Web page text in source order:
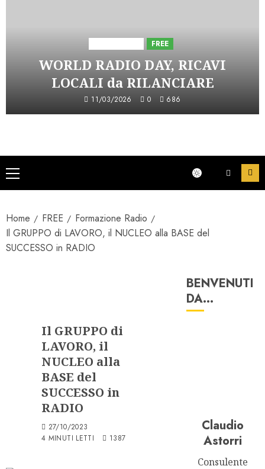
FREE
WORLD RADIO DAY, RICAVI
LOCALI da RILANCIARE
11/03/2026 0 686
Menu
principale
Home FREE
Formazione Radio
Il GRUPPO di LAVORO, il NUCLEO alla BASE del
SUCCESSO in RADIO
Il GRUPPO di
LAVORO, il
NUCLEO alla
BASE del
SUCCESSO in
RADIO
27/10/2023
4 MINUTI LETTI
1387
BENVENUTI
DA…
Claudio
Astorri
Consulente